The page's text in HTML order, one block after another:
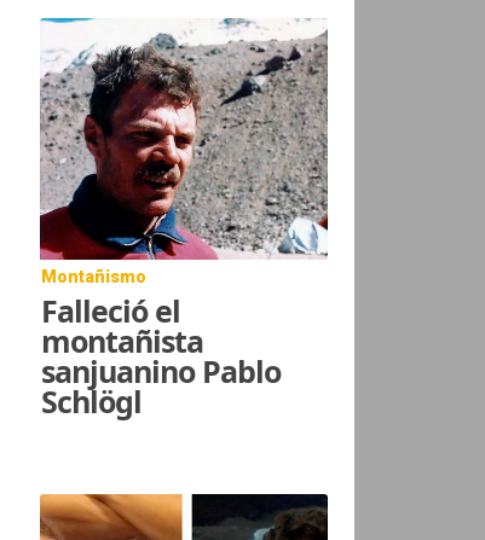
Montañismo
Falleció el
montañista
sanjuanino Pablo
Schlögl